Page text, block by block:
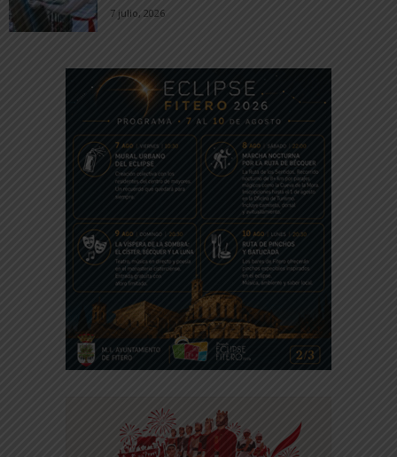
7 julio, 2026